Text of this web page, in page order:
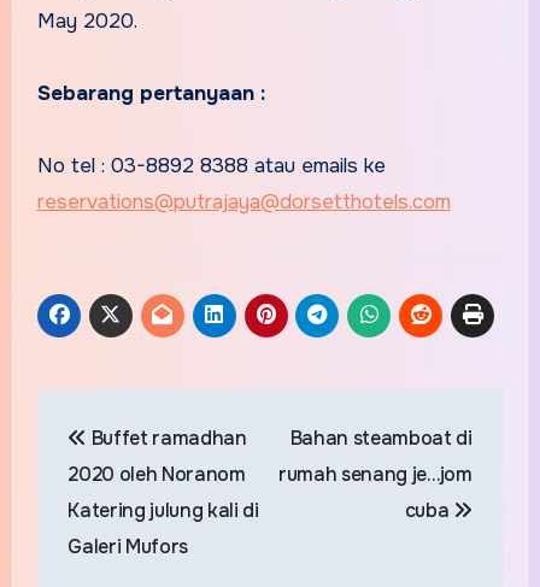
May 2020.
Sebarang pertanyaan :
No tel : 03-8892 8388 atau emails ke
reservations@putrajaya@dorsetthotels.com
navigation
Buffet ramadhan
2020 oleh Noranom
Katering julung kali di
Galeri Mufors
Bahan steamboat di
rumah senang je…jom
cuba